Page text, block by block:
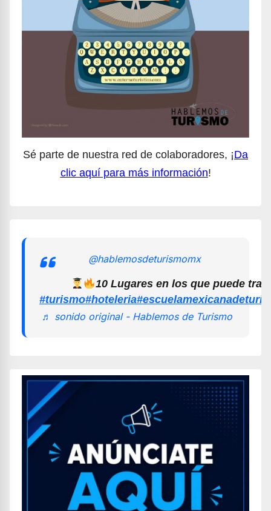
Sé parte de nuestra red de colaboradores, ¡Da
clic aquí para más información!
@hablemosdeturismomx
10 Lugares en los que puede
#turismo#hoteleria
♬ sonido original - Hablemos de Turismo